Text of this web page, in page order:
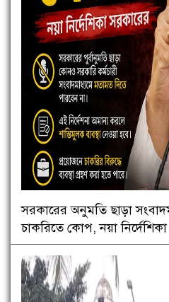
সরকারের অনুমতি ছাড়া
চাকরিতে কোপ, নয়া নির্দেশিকা